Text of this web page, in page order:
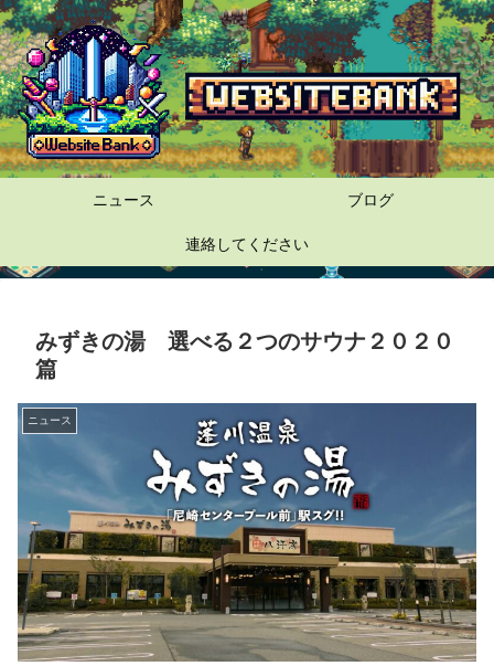
ニュース ブログ
連絡してください
みずきの湯 選べる２つのサウナ２０２０
篇
ニュース